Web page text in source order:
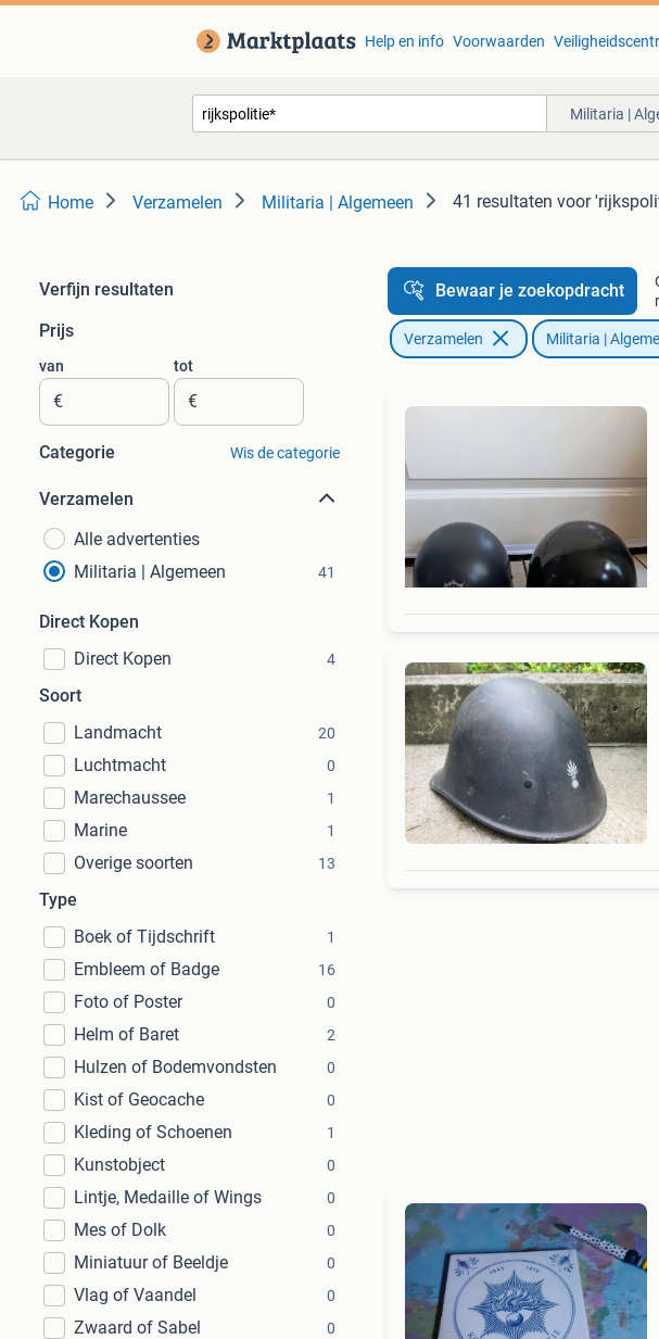
Help en info Voorwaarden
Militaria |
Home Verzamelen Militaria | Algemeen 41 resultaten voor
Verfijn resultaten
Prijs
van
€
tot
€
Categorie Wis de categorie
Verzamelen
Alle advertenties
Militaria | Algemeen
41
Direct Kopen
Direct Kopen
4
Soort
Landmacht
20
Luchtmacht 0
Marechaussee 1
Marine 1
Overige soorten 13
Type
Boek of Tijdschrift
1
Embleem of Badge 16
Foto of Poster 0
Helm of Baret 2
Hulzen of Bodemvondsten 0
Kist of Geocache 0
Kleding of Schoenen 1
Kunstobject 0
Lintje, Medaille of Wings 0
Mes of Dolk 0
Miniatuur of Beeldje 0
Vlag of Vaandel 0
Zwaard of Sabel 0
Bewaar je zoekopdracht
Verzamelen Militaria |